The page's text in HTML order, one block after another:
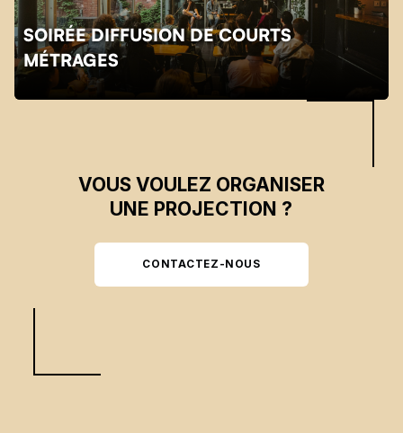
SOIRÉE DIFFUSION DE COURTS
MÉTRAGES
Skip back to main navigation
VOUS VOULEZ ORGANISER
UNE PROJECTION ?
CONTACTEZ-NOUS